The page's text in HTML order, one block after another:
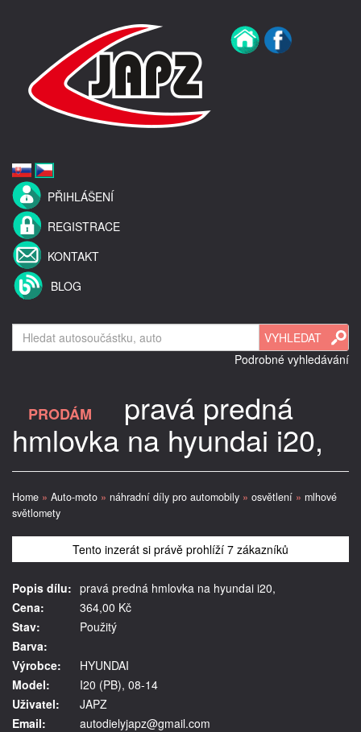
PŘIHLÁŠENÍ
REGISTRACE
KONTAKT
BLOG
Podrobné vyhledávání
PRODÁM pravá predná
hmlovka na hyundai i20,
Home » Auto-moto » náhradní díly pro automobily » osvětlení » mlhové
světlomety
Tento inzerát si právě prohlíží 7 zákazníků
Popis dílu: pravá predná hmlovka na hyundai i20,
Cena:
364,00 Kč
Stav:
Použitý
Barva:
Výrobce:
HYUNDAI
Model:
I20 (PB), 08-14
Uživatel:
JAPZ
Email:
autodielyjapz@gmail.com